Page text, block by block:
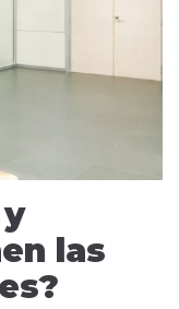
las